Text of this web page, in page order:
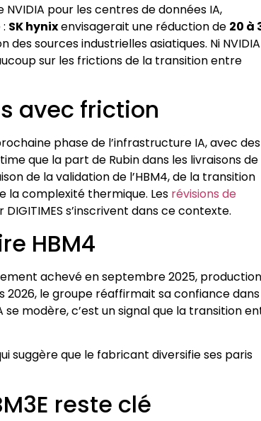
pour les centres de données IA,
SK hynixenvisagerait une réduction de 20 à
des sources industrielles asiatiques. Ni
sur les frictions de la transition entre
avec friction
phase de l’infrastructure IA, avec des
que la part de Rubin dans les livraisons de
de la validation de l’HBM4, de la transition
la complexité thermique. Les révisions de
s’inscrivent dans ce contexte.
HBM4
achevé en septembre 2025,
2026, le groupe réaffirmait sa confiance dans
se modère, c’est un signal que la transition
suggère que le fabricant diversifie ses paris
reste clé